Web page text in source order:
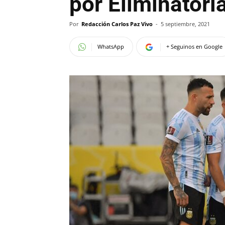
Por Redacción Carlos Paz Vivo - 5 septiembre, 2021
WhatsApp + Seguinos en Google